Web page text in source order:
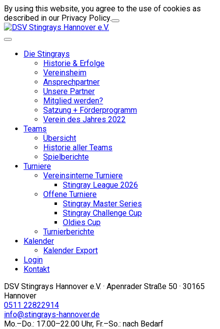
By using this website, you agree to the use of cookies as
described in our Privacy Policy.
Die Stingrays
Historie & Erfolge
Vereinsheim
Ansprechpartner
Unsere Partner
Mitglied werden?
Satzung + Förderprogramm
Verein des Jahres 2022
Teams
Übersicht
Historie aller Teams
Spielberichte
Turniere
Vereinsinterne Turniere
Stingray League 2026
Offene Turniere
Stingray Master Series
Stingray Challenge Cup
Oldies Cup
Turnierberichte
Kalender
Kalender Export
Login
Kontakt
DSV Stingrays Hannover e.V. · Apenrader Straße 50 · 30165
Hannover
0511 22822914
info@stingrays-hannover.de
Mo.–Do.: 17.00–22.00 Uhr, Fr.–So.: nach Bedarf